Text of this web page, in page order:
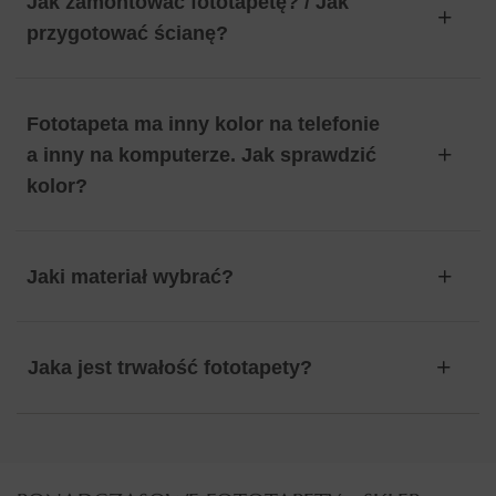
przygotować ścianę?
Fototapeta ma inny kolor na telefonie
a inny na komputerze. Jak sprawdzić
kolor?
Jaki materiał wybrać?
Jaka jest trwałość fototapety?